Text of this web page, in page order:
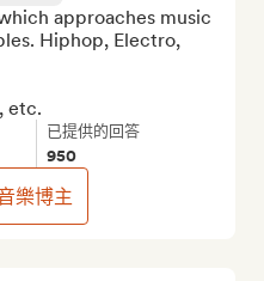
approaches music
Hiphop, Electro,
etc.
已提供的回答
950
樂博主